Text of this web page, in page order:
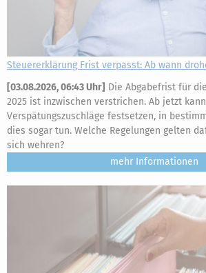
Steuererklärung Frist verpasst: Ab wann
[03.08.2026, 06:43 Uhr] Die Abgabefrist für
2025 ist inzwischen verstrichen. Ab jetzt
Verspätungszuschläge festsetzen, in
dies sogar tun. Welche Regelungen gelten
sich wehren?
mehr